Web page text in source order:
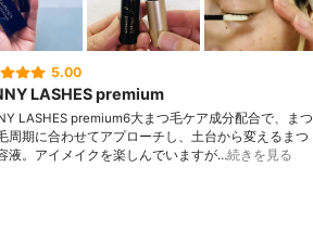
5.00
LASHES premium
LASHES premium6大まつ毛ケア成分配合で、まつ
周期に合わせてアプローチし、土台から変えるまつ
液。アイメイクを楽しんでいますが…続きを見る